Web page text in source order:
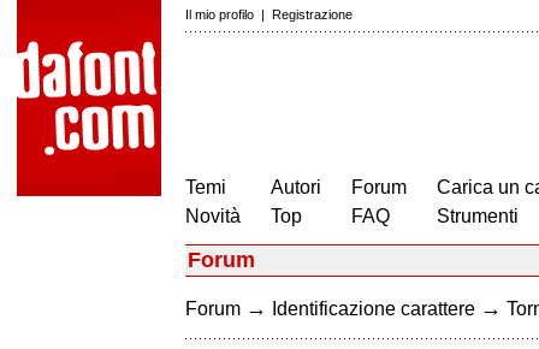
Il mio profilo | Registrazione
Temi
Novità
Autori
Top
Forum
FAQ
Carica un
Strumenti
Forum
Forum → Identificazione carattere →